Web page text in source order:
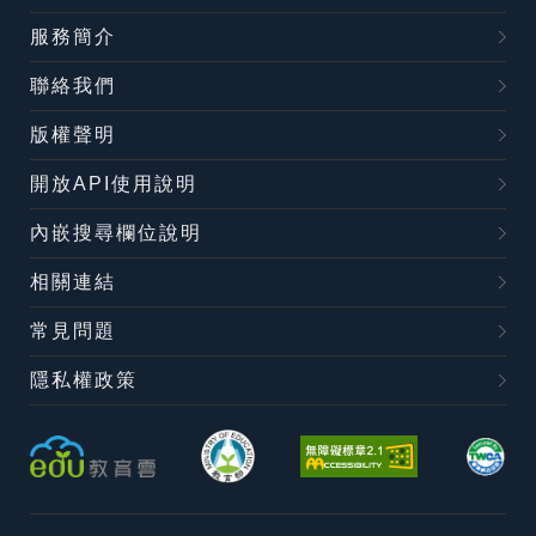
服務簡介
聯絡我們
版權聲明
開放API使用說明
內嵌搜尋欄位說明
相關連結
常見問題
隱私權政策